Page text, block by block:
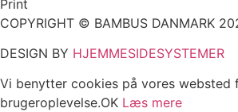
Print
COPYRIGHT © BAMBUS DANMARK
DESIGN BY HJEMMESIDESYSTEMER
Vi benytter cookies på vores websted
brugeroplevelse.OK Læs mere